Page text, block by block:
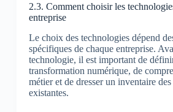
2.3. Comment choisir les
entreprise
Le choix des technologies dépend
spécifiques de chaque entreprise.
technologie, il est important de
transformation numérique, de
métier et de dresser un inventaire
existantes.